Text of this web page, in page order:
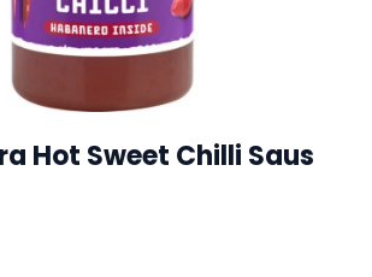
Hot Sweet Chilli Saus